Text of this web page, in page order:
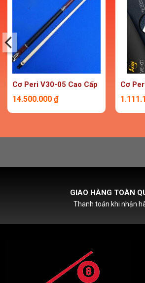
Cơ Peri V30-05 Cao Cấp
14.500.000 ₫
Cơ
HỖ TRỢ PHÍ